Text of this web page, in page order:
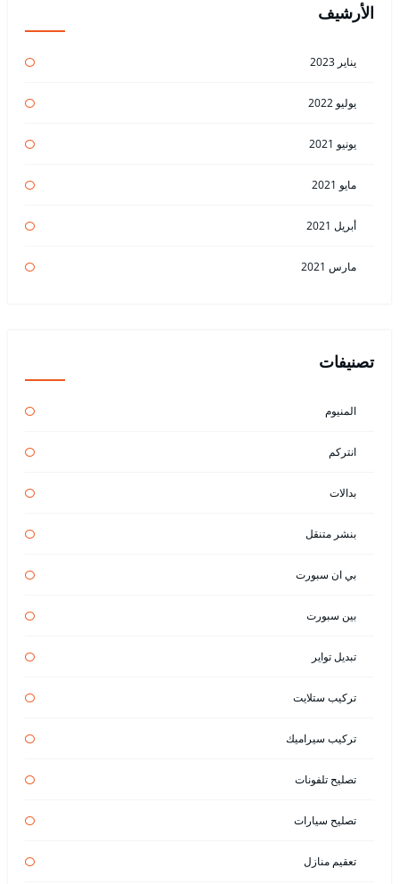
الأرشيف
يناير 2023
يوليو 2022
يونيو 2021
مايو 2021
أبريل 2021
مارس 2021
تصنيفات
المنيوم
انتركم
بدالات
بنشر متنقل
بي ان سبورت
بين سبورت
تبديل تواير
تركيب ستلايت
تركيب سيراميك
تصليح تلفونات
تصليح سيارات
تعقيم منازل